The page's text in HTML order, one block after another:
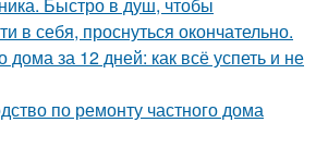
в себя, проснуться окончательно.
дома за 12 дней: как всё успеть и не
по ремонту частного дома